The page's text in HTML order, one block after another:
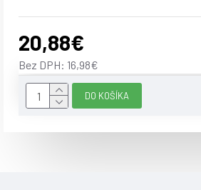
Certifikát, norma: Záruka: 24 mesiacov
20,88€
Bez DPH: 16,98€
DO KOŠÍKA